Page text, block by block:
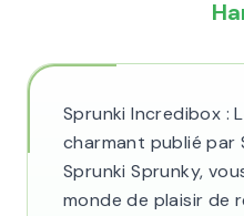
Sprunki Incredibox :
charmant publié par
Sprunki Sprunky,
monde de plaisir de